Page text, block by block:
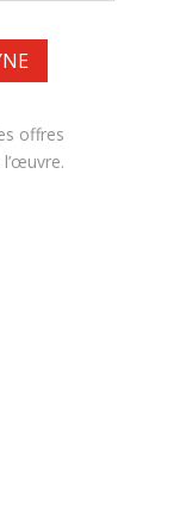
offres